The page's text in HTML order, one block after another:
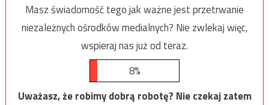
Masz świadomość tego jak ważne jest przetrwanie
niezależnych ośrodków medialnych? Nie zwlekaj więc,
wspieraj nas już od teraz.
8%
Uważasz, że robimy dobrą robotę? Nie czekaj zatem